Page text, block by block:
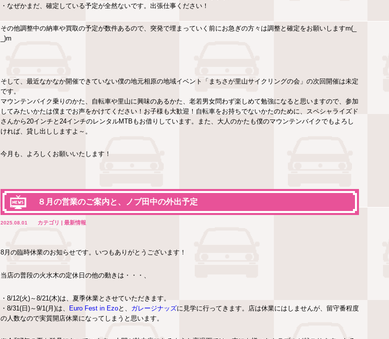
・なぜかまだ、確定している予定が全然ないです。出張仕事ください！
その他調整中の納車や買取の予定が数件あるので、突発で埋まっていく前にお急ぎの方々は調整と確定をお願いしますm(_
_)m
そして、最近なかなか開催できていない僕の地元相原の地域イベント「まちさが里山サイクリングの会」の次回開催は未定
です。
マウンテンバイク乗りのかた、自転車や里山に興味のあるかた、老若男女問わず楽しめて勉強になると思いますので、参加
してみたいかたは僕までお声をかけてください！お子様も大歓迎！自転車をお持ちでないかたのために、スペシャライズド
さんから20インチと24インチのレンタルMTBもお借りしています。また、大人のかたも僕のマウンテンバイクでもよろし
ければ、貸し出ししますよ～。
今月も、よろしくお願いいたします！
８月の営業のご案内と、ノブ田中の外出予定
2025.08.01 カテゴリ | 最新情報
8月の臨時休業のお知らせです。いつもありがとうございます！
当店の普段の火水木の定休日の他の動きは・・・、
・8/12(火)～8/21(木)は、夏季休業とさせていただきます。
・8/31(日)～9/1(月)は、 Euro Fest in Ezoと、 ガレージナッズに見学に行ってきます。店は休業にはしませんが、留守番程度
の人数なので実質開店休業になってしまうと思います。